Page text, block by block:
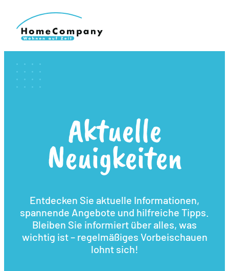
Aktuelle
Neuigkeiten
Entdecken Sie aktuelle Informationen,
spannende Angebote und hilfreiche Tipps.
Bleiben Sie informiert über alles, was
wichtig ist – regelmäßiges Vorbeischauen
lohnt sich!